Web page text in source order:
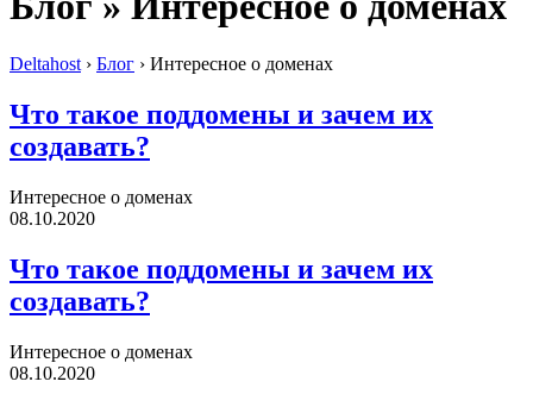
Deltahost› Блог › Интересное о доменах
Что такое поддомены и зачем их
создавать?
Интересное о доменах
08.10.2020
Что такое поддомены и зачем их
создавать?
Интересное о доменах
08.10.2020